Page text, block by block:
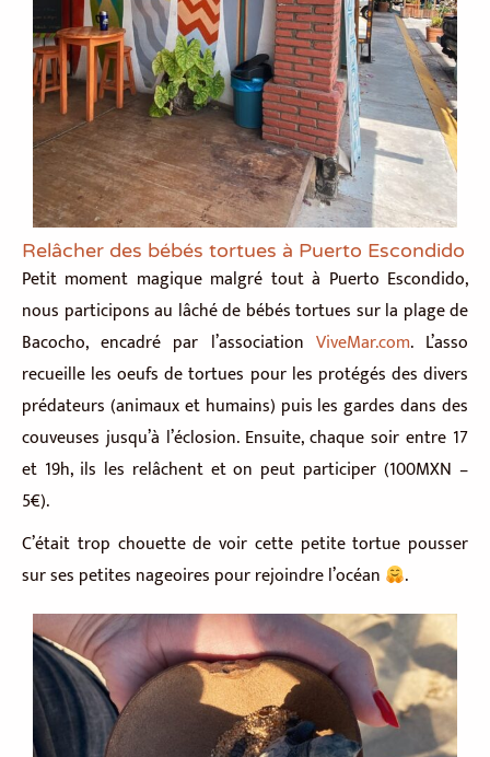
Relâcher des bébés tortues à Puerto Escondido
Petit moment magique malgré tout à Puerto Escondido,
nous participons au lâché de bébés tortues sur la plage de
Bacocho, encadré par l’associationViveMar.com. L’asso
recueille les oeufs de tortues pour les protégés des divers
prédateurs (animaux et humains) puis les gardes dans des
couveuses jusqu’à l’éclosion. Ensuite, chaque soir entre 17
et 19h, ils les relâchent et on peut participer (100MXN –
5€).
C’était trop chouette de voir cette petite tortue pousser
sur ses petites nageoires pour rejoindre l’océan
.